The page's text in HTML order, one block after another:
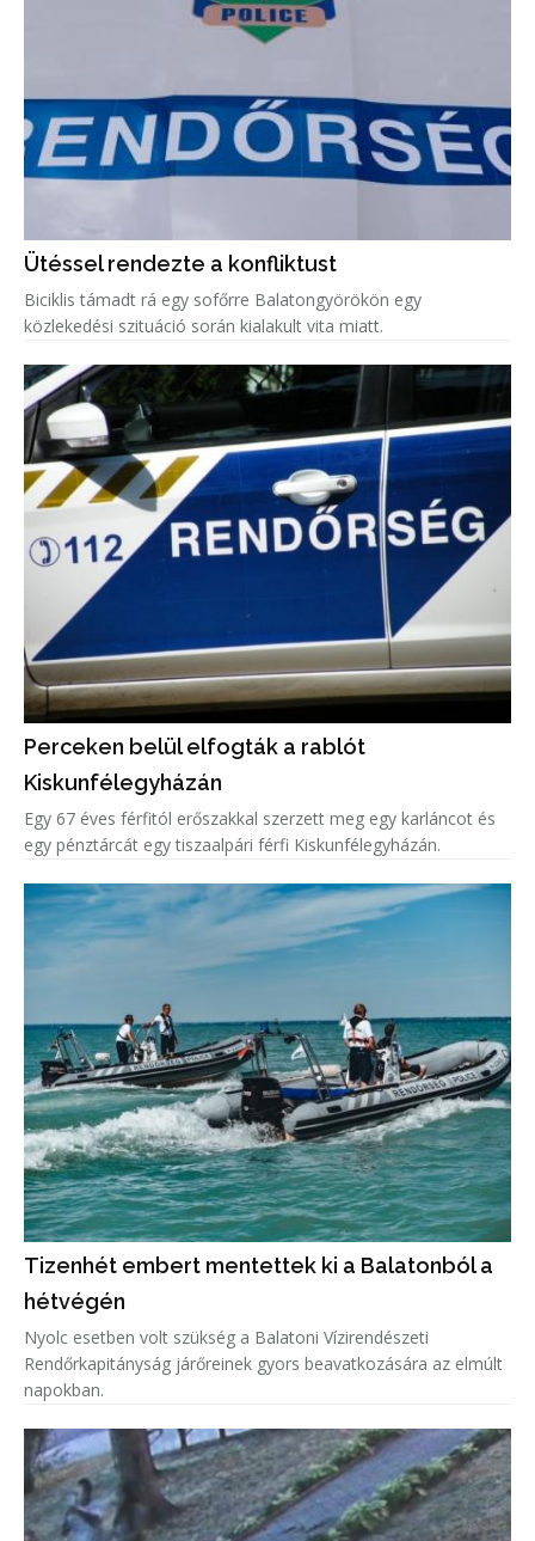
Ütéssel rendezte a konfliktust
Biciklis támadt rá egy sofőrre Balatongyörökön egy
közlekedési szituáció során kialakult vita miatt.
Perceken belül elfogták a rablót
Kiskunfélegyházán
Egy 67 éves férfitól erőszakkal szerzett meg egy karláncot és
egy pénztárcát egy tiszaalpári férfi Kiskunfélegyházán.
Tizenhét embert mentettek ki a Balatonból a
hétvégén
Nyolc esetben volt szükség a Balatoni Vízirendészeti
Rendőrkapitányság járőreinek gyors beavatkozására az elmúlt
napokban.